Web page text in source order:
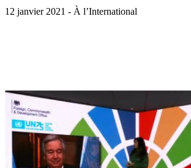
12 janvier 2021 - À l’International